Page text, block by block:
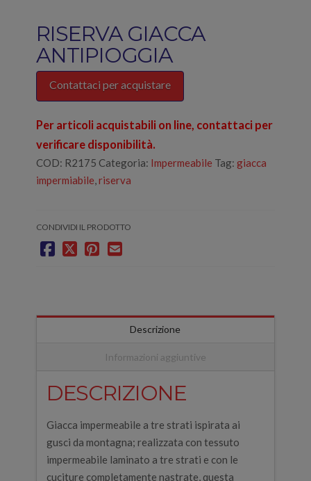
RISERVA GIACCA
ANTIPIOGGIA
Contattaci per acquistare
Per articoli acquistabili on line, contattaci per
verificare disponibilità.
COD: R2175 Categoria: Impermeabile Tag: giacca
impermiabile,riserva
CONDIVIDI IL PRODOTTO
Descrizione
Informazioni aggiuntive
DESCRIZIONE
Giacca impermeabile a tre strati ispirata ai
gusci da montagna; realizzata con tessuto
impermeabile laminato a tre strati e con le
cuciture completamente nastrate, questa